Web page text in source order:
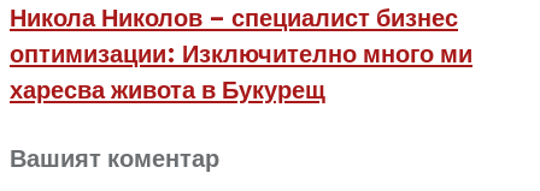
Никола Николов – специалист бизнес
оптимизации: Изключително много ми
харесва живота в Букурещ
Вашият коментар